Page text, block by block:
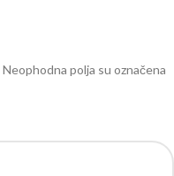
Neophodna polja su označena